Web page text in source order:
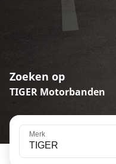
Zoeken op
TIGER Motorbanden
Merk
TIGER